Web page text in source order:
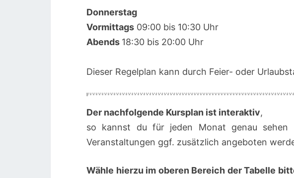
Donnerstag
Vormittags 09:00 bis 10:30 Uhr
Abends 18:30 bis 20:00 Uhr
Dieser Regelplan kann durch Feier- oder
Der nachfolgende Kursplan ist interaktiv,
so kannst du für jeden Monat genau sehen
Veranstaltungen ggf. zusätzlich angeboten
Wähle hierzu im oberen Bereich der Tabelle
03:00
04:00
05:00